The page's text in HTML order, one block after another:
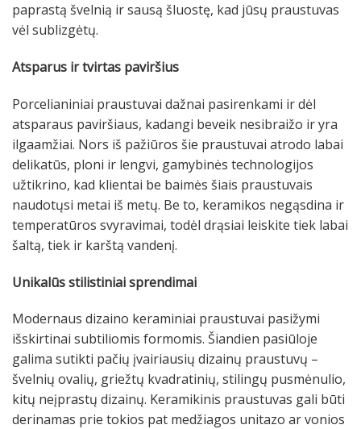
paprastą švelnią ir sausą šluostę, kad jūsų praustuvas
vėl sublizgėtų.
Atsparus ir tvirtas paviršius
Porcelianiniai praustuvai dažnai pasirenkami ir dėl
atsparaus paviršiaus, kadangi beveik nesibraižo ir yra
ilgaamžiai. Nors iš pažiūros šie praustuvai atrodo labai
delikatūs, ploni ir lengvi, gamybinės technologijos
užtikrino, kad klientai be baimės šiais praustuvais
naudotųsi metai iš metų. Be to, keramikos negąsdina ir
temperatūros svyravimai, todėl drąsiai leiskite tiek labai
šaltą, tiek ir karštą vandenį.
Unikalūs stilistiniai sprendimai
Modernaus dizaino keraminiai praustuvai pasižymi
išskirtinai subtiliomis formomis. Šiandien pasiūloje
galima sutikti pačių įvairiausių dizainų praustuvų –
švelnių ovalių, griežtų kvadratinių, stilingų pusmėnulio,
kitų neįprastų dizainų. Keramikinis praustuvas gali būti
derinamas prie tokios pat medžiagos unitazo ar vonios